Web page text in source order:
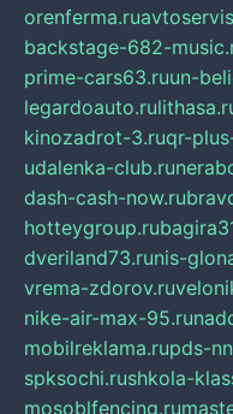
orenferma.ru
backstage-682-
prime-cars63.ruun-
legardoauto.ru
kinozadrot-3.ruqr-
udalenka-club.ru
dash-cash-now.ru
hotteygroup.ru
dveriland73.runis-
vrema-zdorov.ru
nike-air-max-95.ru
mobilreklama.rupds-
spksochi.rushkola-
mosoblfencing.ru